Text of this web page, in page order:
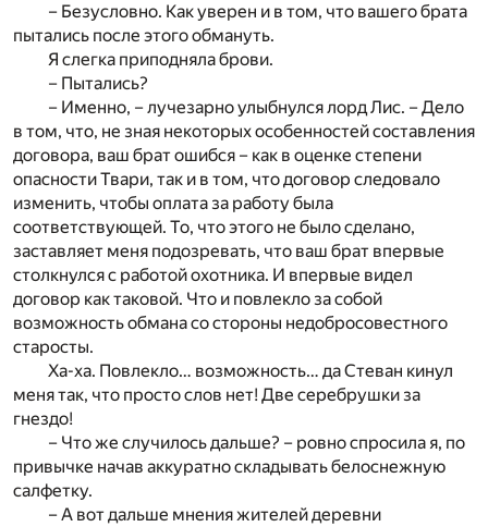
– Безусловно. Как уверен и в том, что вашего брата
пытались после этого обмануть.
Я слегка приподняла брови.
– Пытались?
– Именно, – лучезарно улыбнулся лорд Лис. – Дело
в том, что, не зная некоторых особенностей составления
договора, ваш брат ошибся – как в оценке степени
опасности Твари, так и в том, что договор следовало
изменить, чтобы оплата за работу была
соответствующей. То, что этого не было сделано,
заставляет меня подозревать, что ваш брат впервые
столкнулся с работой охотника. И впервые видел
договор как таковой. Что и повлекло за собой
возможность обмана со стороны недобросовестного
старосты.
Ха-ха. Повлекло… возможность… да Стеван кинул
меня так, что просто слов нет! Две серебрушки за
гнездо!
– Что же случилось дальше? – ровно спросила я, по
привычке начав аккуратно складывать белоснежную
салфетку.
– А вот дальше мнения жителей деревни